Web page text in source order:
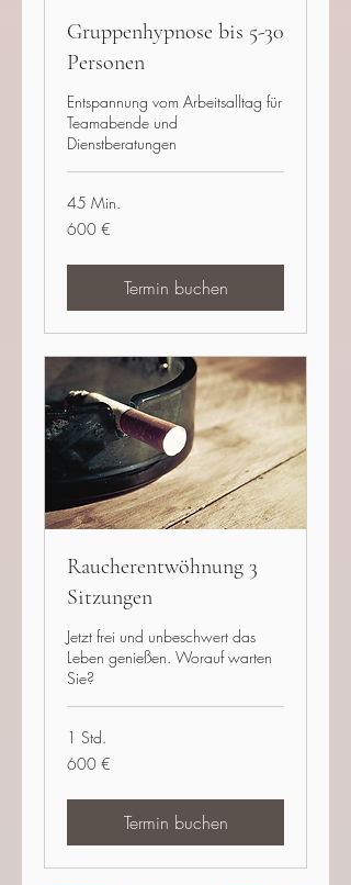
Gruppenhypnose bis 5-30
Personen
Entspannung vom Arbeitsalltag für
Teamabende und
Dienstberatungen
45 Min.
600
Euro
600 €
Termin buchen
Raucherentwöhnung 3
Sitzungen
Jetzt frei und unbeschwert das
Leben genießen. Worauf warten
Sie?
1 Std.
600
Euro
600 €
Termin buchen